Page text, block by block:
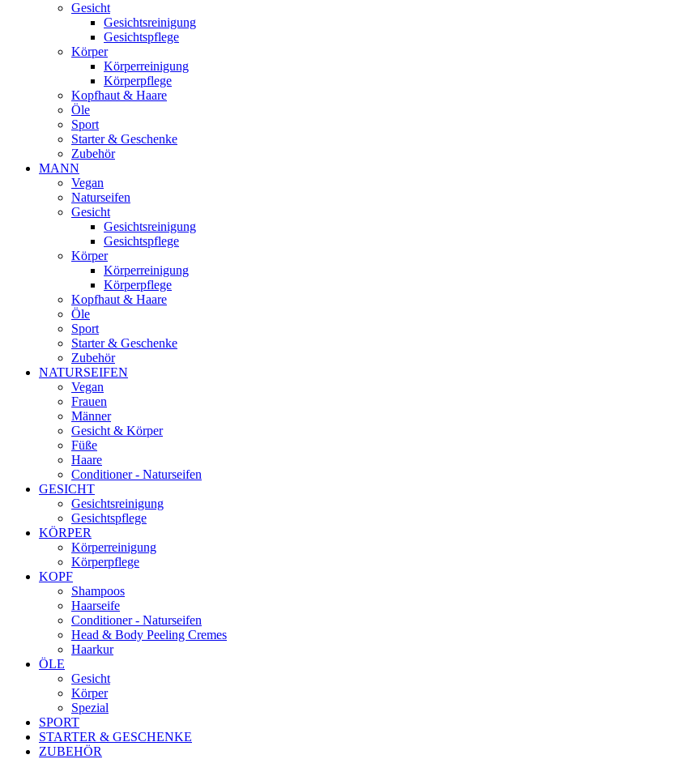
Gesicht
Gesichtsreinigung
Gesichtspflege
Körper
Körperreinigung
Körperpflege
Kopfhaut & Haare
Öle
Sport
Starter & Geschenke
Zubehör
MANN
Vegan
Naturseifen
Gesicht
Gesichtsreinigung
Gesichtspflege
Körper
Körperreinigung
Körperpflege
Kopfhaut & Haare
Öle
Sport
Starter & Geschenke
Zubehör
NATURSEIFEN
Vegan
Frauen
Männer
Gesicht & Körper
Füße
Haare
Conditioner - Naturseifen
GESICHT
Gesichtsreinigung
Gesichtspflege
KÖRPER
Körperreinigung
Körperpflege
KOPF
Shampoos
Haarseife
Conditioner - Naturseifen
Head & Body Peeling Cremes
Haarkur
ÖLE
Gesicht
Körper
Spezial
SPORT
STARTER & GESCHENKE
ZUBEHÖR